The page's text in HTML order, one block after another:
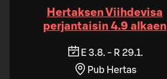
Hertaksen Viihdevisa
perjantaisin 4.9 alkaen
E 3.8. - R 29.1.
Pub Hertas